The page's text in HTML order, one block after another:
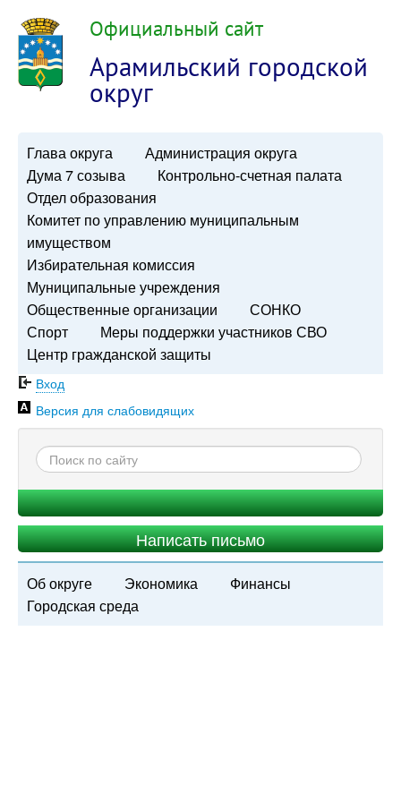
Официальный сайт
Арамильский городской
округ
Глава округа
Администрация округа
Дума 7 созыва
Контрольно-счетная палата
Отдел образования
Комитет по управлению муниципальным
имуществом
Избирательная комиссия
Муниципальные учреждения
Общественные организации
СОНКО
Спорт
Меры поддержки участников СВО
Центр гражданской защиты
Вход
Версия для слабовидящих
Написать письмо
Об округе Экономика
Финансы
Городская среда